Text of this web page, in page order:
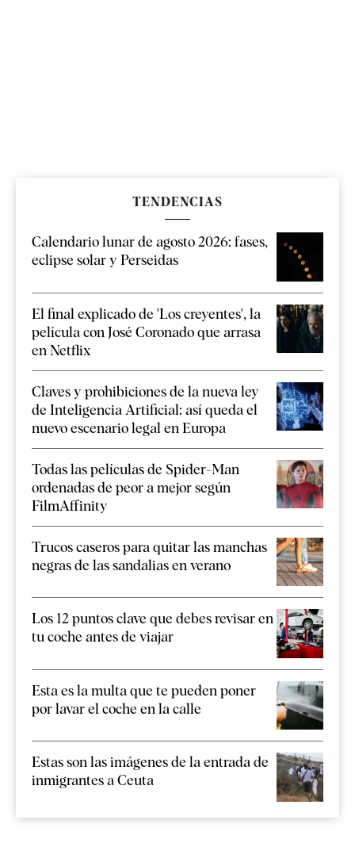
TENDENCIAS
Calendario lunar de agosto 2026: fases,
eclipse solar y Perseidas
El final explicado de 'Los creyentes', la
película con José Coronado que arrasa
en Netflix
Claves y prohibiciones de la nueva ley
de Inteligencia Artificial: así queda el
nuevo escenario legal en Europa
Todas las películas de Spider-Man
ordenadas de peor a mejor según
FilmAffinity
Trucos caseros para quitar las manchas
negras de las sandalias en verano
Los 12 puntos clave que debes revisar en
tu coche antes de viajar
Esta es la multa que te pueden poner
por lavar el coche en la calle
Estas son las imágenes de la entrada de
inmigrantes a Ceuta